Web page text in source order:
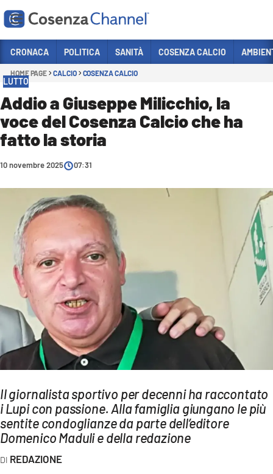
Sezioni
CRONACA
POLITICA
COSENZA CALCIO
ECONOMIA E LAVORO
SANITÀ
SPORT
CULTURA
AMBIENTE
Streaming
LAC TV
LAC NETWORK
LAC ONAIR
LaC
Network
LACPLAY.IT
LACTV.IT
CRONACA POLITICA SANITÀ COSENZA CALCIO
HOME PAGE CALCIO COSENZA CALCIO
LUTTO
Addio a Giuseppe Milicchio, la
voce del Cosenza Calcio che ha
fatto la storia
10 novembre 2025 07:31
Il giornalista sportivo per decenni ha raccontato
i Lupi con passione. Alla famiglia giungano le più
sentite condoglianze da parte dell’editore
Domenico Maduli e della redazione
REDAZIONE